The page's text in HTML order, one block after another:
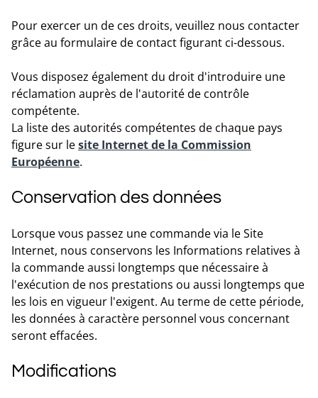
Pour exercer un de ces droits, veuillez nous contacter
grâce au formulaire de contact figurant ci-dessous.
Vous disposez également du droit d'introduire une
réclamation auprès de l'autorité de contrôle
compétente.
La liste des autorités compétentes de chaque pays
figure sur lesite Internet de la Commission
Européenne.
Conservation des données
Lorsque vous passez une commande via le Site
Internet, nous conservons les Informations relatives à
la commande aussi longtemps que nécessaire à
l'exécution de nos prestations ou aussi longtemps que
les lois en vigueur l'exigent. Au terme de cette période,
les données à caractère personnel vous concernant
seront effacées.
Modifications